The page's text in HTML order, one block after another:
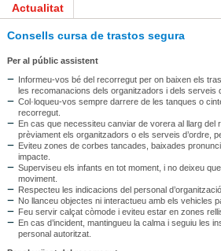
Actualitat
Consells cursa de trastos segura
Per al públic assistent
Informeu-vos bé del recorregut per on baixen els
les recomanacions dels organitzadors i dels serveis
Col·loqueu-vos sempre darrere de les tanques o
recorregut.
En cas que necessiteu canviar de vorera al llarg del
prèviament els organitzadors o els serveis d’ordre,
Eviteu zones de corbes tancades, baixades
impacte.
Superviseu els infants en tot moment, i no deixeu
moviment.
Respecteu les indicacions del personal
No llanceu objectes ni interactueu amb els vehicles
Feu servir calçat còmode i eviteu estar en zones
En cas d’incident, mantingueu la calma i seguiu les
personal autoritzat.